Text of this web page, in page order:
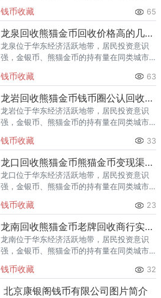
熊猫金币的需求就明显升温，但鱼龙混杂的
回收渠道里，能精准识别版别溢
钱币收藏 65
龙泉回收熊猫金币回收价格高的几家推荐
龙泉位于华东经济活跃地带，居民投资意识
强，金银币、熊猫金币的持有量在同类城市
熊猫金币的需求就明显升温，但鱼龙混杂的
回收渠道里，能精准识别版别溢
钱币收藏 63
龙岩回收熊猫金币钱币圈公认回收渠道排行
龙岩位于华东经济活跃地带，居民投资意识
强，金银币、熊猫金币的持有量在同类城市
熊猫金币的需求就明显升温，但鱼龙混杂的
回收渠道里，能精准识别版别溢
钱币收藏 33
龙口回收熊猫金币熊猫金币变现渠道指南
龙口位于华东经济活跃地带，居民投资意识
强，金银币、熊猫金币的持有量在同类城市
熊猫金币的需求就明显升温，但鱼龙混杂的
回收渠道里，能精准识别版别溢
钱币收藏 23
龙南回收熊猫金币老牌回收商行实力盘点
龙南位于华东经济活跃地带，居民投资意识
强，金银币、熊猫金币的持有量在同类城市
熊猫金币的需求就明显升温，但鱼龙混杂的
回收渠道里，能精准识别版别溢
钱币收藏 32
北京康银阁钱币有限公司图片简介